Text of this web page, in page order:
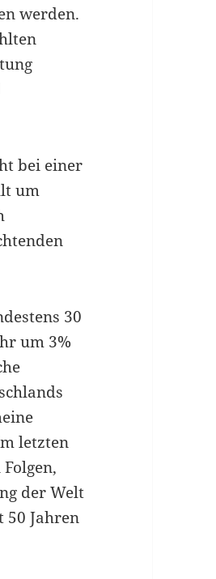
werden.
bei einer
um
30
um 3%
letzten
der Welt
50 Jahren